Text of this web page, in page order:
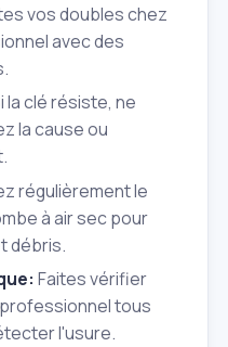
vos doubles chez
avec des
la clé résiste, ne
la cause ou
régulièrement le
à air sec pour
débris.
Faites vérifier
tous
l'usure.